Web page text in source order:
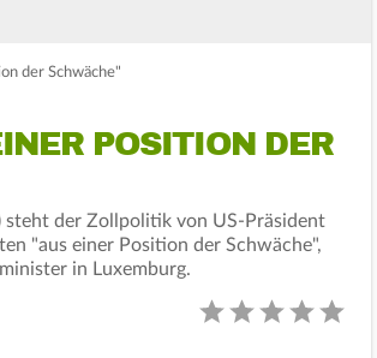
der Schwäche"
POSITION DER
steht der Zollpolitik von US-Präsident
"aus einer Position der Schwäche",
in Luxemburg.